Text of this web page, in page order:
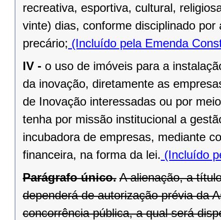
recreativa, esportiva, cultural,
vinte) dias, conforme disciplinado
precário; (Incluído pela Emenda
IV - o uso de imóveis para a
da inovação, diretamente as
de Inovação interessadas ou por
tenha por missão institucional a
incubadora de empresas, mediante
financeira, na forma da lei. (Incluído
Parágrafo único. A alienação, a
dependerá de autorização prévia da
concorrência pública, a qual será